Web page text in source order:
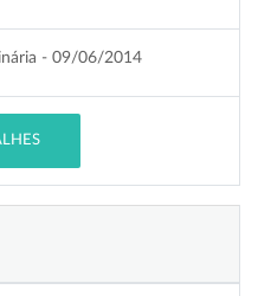
- 09/06/2014